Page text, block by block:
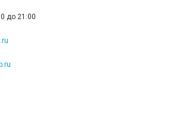
до 21:00